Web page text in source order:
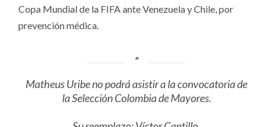
Copa Mundial de la FIFA ante Venezuela y Chile, por
prevención médica.
Matheus Uribe no podrá asistir a la convocatoria de
la Selección Colombia de Mayores.